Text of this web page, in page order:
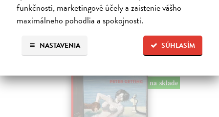
funkčnosti, marketingové účely a zaistenie vášho
maximálneho pohodlia a spokojnosti.
SÚHLASÍM
NASTAVENIA
Ďalšie z kategórie slovenské a
české dejiny
na sklade